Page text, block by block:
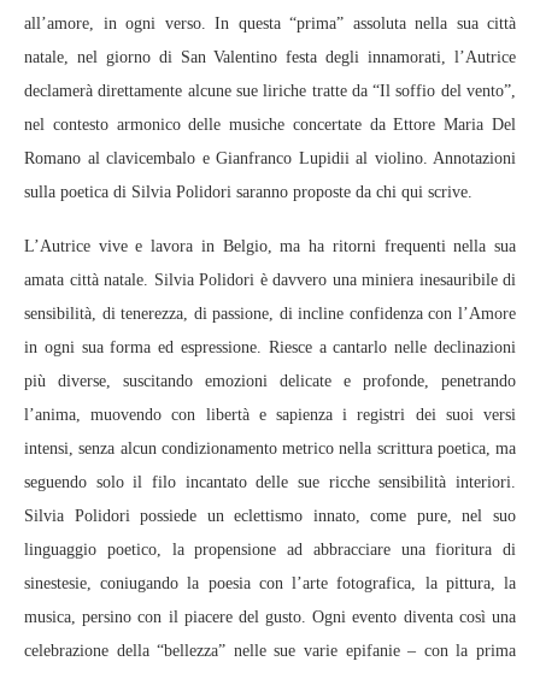
all’amore, in ogni verso. In questa “prima” assoluta nella sua città
natale, nel giorno di San Valentino festa degli innamorati, l’Autrice
declamerà direttamente alcune sue liriche tratte da “Il soffio del vento”,
nel contesto armonico delle musiche concertate da Ettore Maria Del
Romano al clavicembalo e Gianfranco Lupidii al violino. Annotazioni
sulla poetica di Silvia Polidori saranno proposte da chi qui scrive.
L’Autrice vive e lavora in Belgio, ma ha ritorni frequenti nella sua
amata città natale. Silvia Polidori è davvero una miniera inesauribile di
sensibilità, di tenerezza, di passione, di incline confidenza con l’Amore
in ogni sua forma ed espressione. Riesce a cantarlo nelle declinazioni
più diverse, suscitando emozioni delicate e profonde, penetrando
l’anima, muovendo con libertà e sapienza i registri dei suoi versi
intensi, senza alcun condizionamento metrico nella scrittura poetica, ma
seguendo solo il filo incantato delle sue ricche sensibilità interiori.
Silvia Polidori possiede un eclettismo innato, come pure, nel suo
linguaggio poetico, la propensione ad abbracciare una fioritura di
sinestesie, coniugando la poesia con l’arte fotografica, la pittura, la
musica, persino con il piacere del gusto. Ogni evento diventa così una
celebrazione della “bellezza” nelle sue varie epifanie – con la prima